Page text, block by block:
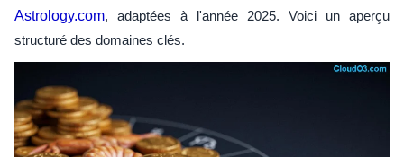
Astrology.com, adaptées à l'année 2025. Voici un aperçu
structuré des domaines clés.